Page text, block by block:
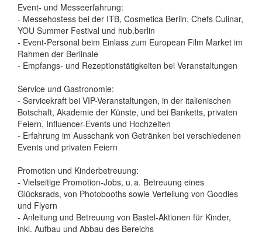
Event- und Messeerfahrung:
- Messehostess bei der ITB, Cosmetica Berlin, Chefs Culinar,
YOU Summer Festival und hub.berlin
- Event-Personal beim Einlass zum European Film Market im
Rahmen der Berlinale
- Empfangs- und Rezeptionstätigkeiten bei Veranstaltungen
Service und Gastronomie:
- Servicekraft bei VIP-Veranstaltungen, in der italienischen
Botschaft, Akademie der Künste, und bei Banketts, privaten
Feiern, Influencer-Events und Hochzeiten
- Erfahrung im Ausschank von Getränken bei verschiedenen
Events und privaten Feiern
Promotion und Kinderbetreuung:
- Vielseitige Promotion-Jobs, u. a. Betreuung eines
Glücksrads, von Photobooths sowie Verteilung von Goodies
und Flyern
- Anleitung und Betreuung von Bastel-Aktionen für Kinder,
inkl. Aufbau und Abbau des Bereichs